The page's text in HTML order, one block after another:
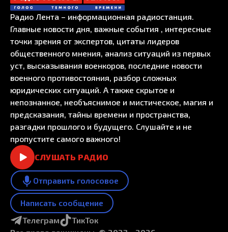
Радио Лента – информационная радиостанция.
Главные новости дня, важные события , интересные
точки зрения от экспертов, цитаты лидеров
общественного мнения, анализ ситуаций из первых
уст, высказывания военкоров, последние новости
военного противостояния, разбор сложных
юридических ситуаций. А также скрытое и
непознанное, необъяснимое и мистическое, магия и
предсказания, тайны времени и пространства,
разгадки прошлого и будущего. Слушайте и не
пропустите самого важного!
Телеграм ТикТок
СЛУШАТЬ РАДИО
Отправить голосовое
Написать сообщение